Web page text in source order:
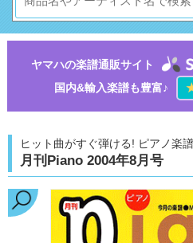
ヤマハの楽譜通販サイト
国内&輸入楽譜も豊富♪
ヒット曲がすぐ弾ける! ピアノ楽
月刊Piano 2004年8月号